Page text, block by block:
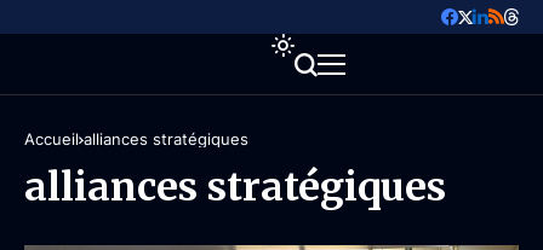
Accueil alliances stratégiques
alliances stratégiques